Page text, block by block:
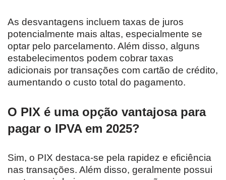
As desvantagens incluem taxas de juros
potencialmente mais altas, especialmente se
optar pelo parcelamento. Além disso, alguns
estabelecimentos podem cobrar taxas
adicionais por transações com cartão de crédito,
aumentando o custo total do pagamento.
O PIX é uma opção vantajosa para
pagar o IPVA em 2025?
Sim, o PIX destaca-se pela rapidez e eficiência
nas transações. Além disso, geralmente possui